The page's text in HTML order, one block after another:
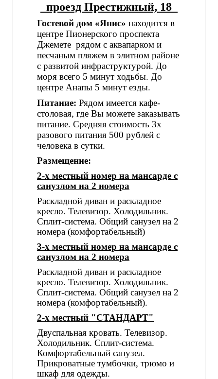
проезд Престижный, 18
Гостевой дом «Янис» находится в
центре Пионерского проспекта
Джемете рядом с аквапарком и
песчаным пляжем в элитном районе
с развитой инфраструктурой. До
моря всего 5 минут ходьбы. До
центре Анапы 5 минут езды.
Питание: Рядом имеется кафе-
столовая, где Вы можете заказывать
питание. Средняя стоимость 3х
разового питания 500 рублей с
человека в сутки.
Размещение:
2-х местный номер на мансарде с
санузлом на 2 номера
Раскладной диван и раскладное
кресло. Телевизор. Холодильник.
Сплит-система. Общий санузел на 2
номера (комфортабельный)
3-х местный номер на мансарде с
санузлом на 2 номера
Раскладной диван и раскладное
кресло. Телевизор. Холодильник.
Сплит-система. Общий санузел на 2
номера (комфортабельный).
2-х местный "СТАНДАРТ"
Двуспальная кровать. Телевизор.
Холодильник. Сплит-система.
Комфортабельный санузел.
Прикроватные тумбочки, трюмо и
шкаф для одежды.